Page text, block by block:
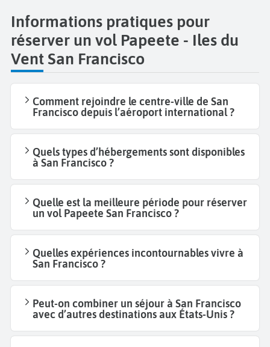
Informations pratiques pour
réserver un vol Papeete - Iles du
Vent San Francisco
Comment rejoindre le centre-ville de San
Francisco depuis l’aéroport international ?
Quels types d’hébergements sont disponibles
à San Francisco ?
Quelle est la meilleure période pour réserver
un vol Papeete San Francisco ?
Quelles expériences incontournables vivre à
San Francisco ?
Peut-on combiner un séjour à San Francisco
avec d’autres destinations aux États-Unis ?